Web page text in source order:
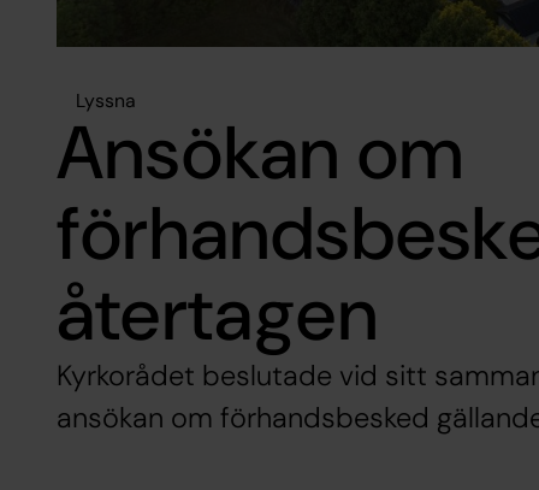
Lyssna
Ansökan om
återtagen
Kyrkorådet beslutade vid sitt
ansökan om förhandsbesked